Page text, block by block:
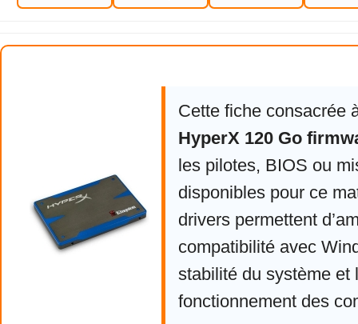
Kingston HyperX 120 Go
Cette fiche consacrée
HyperX 120 Go
les pilotes, BIOS ou
disponibles pour ce
drivers permettent
compatibilité avec
stabilité du système et
fonctionnement des